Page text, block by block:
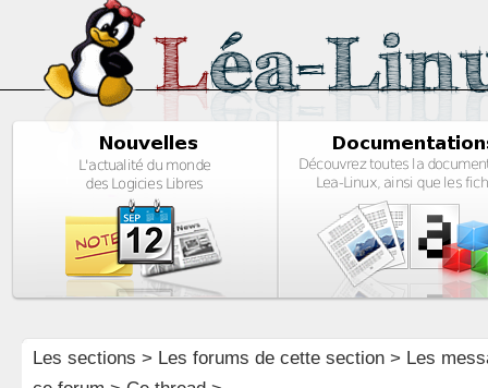
Les sections > Les forums de cette section> Les